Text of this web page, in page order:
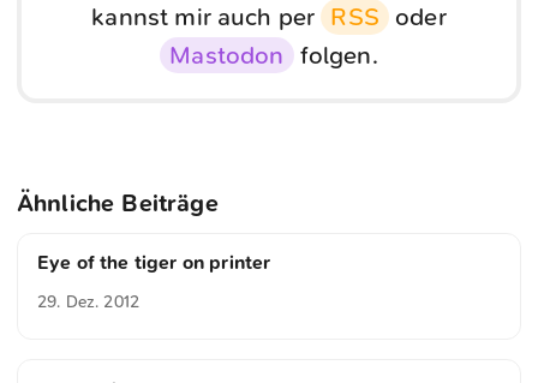
kannst mir auch per RSS oder
Mastodon folgen.
Ähnliche Beiträge
Eye of the tiger on printer
29. Dez. 2012